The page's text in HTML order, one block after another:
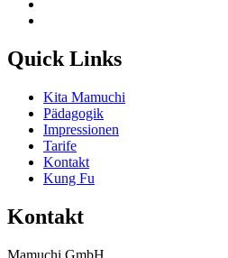
Quick Links
Kita Mamuchi
Pädagogik
Impressionen
Tarife
Kontakt
Kung Fu
Kontakt
Mamuchi GmbH